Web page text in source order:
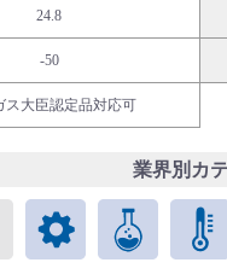
24.8
-50
ス大臣認定品対応可
業界別カ
エレクトロニクス
メカトロニクス
ケミカル